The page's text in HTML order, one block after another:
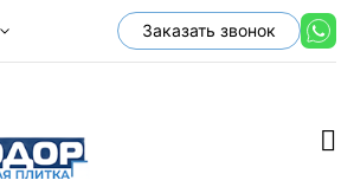
Заказать звонок